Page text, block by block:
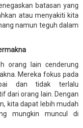
batasan yang
atau menyakiti kita
namun teguh dalam
orang lain cenderung
Mereka fokus pada
dan tidak terlalu
dari orang lain. Dengan
kita dapat lebih mudah
mungkin muncul di